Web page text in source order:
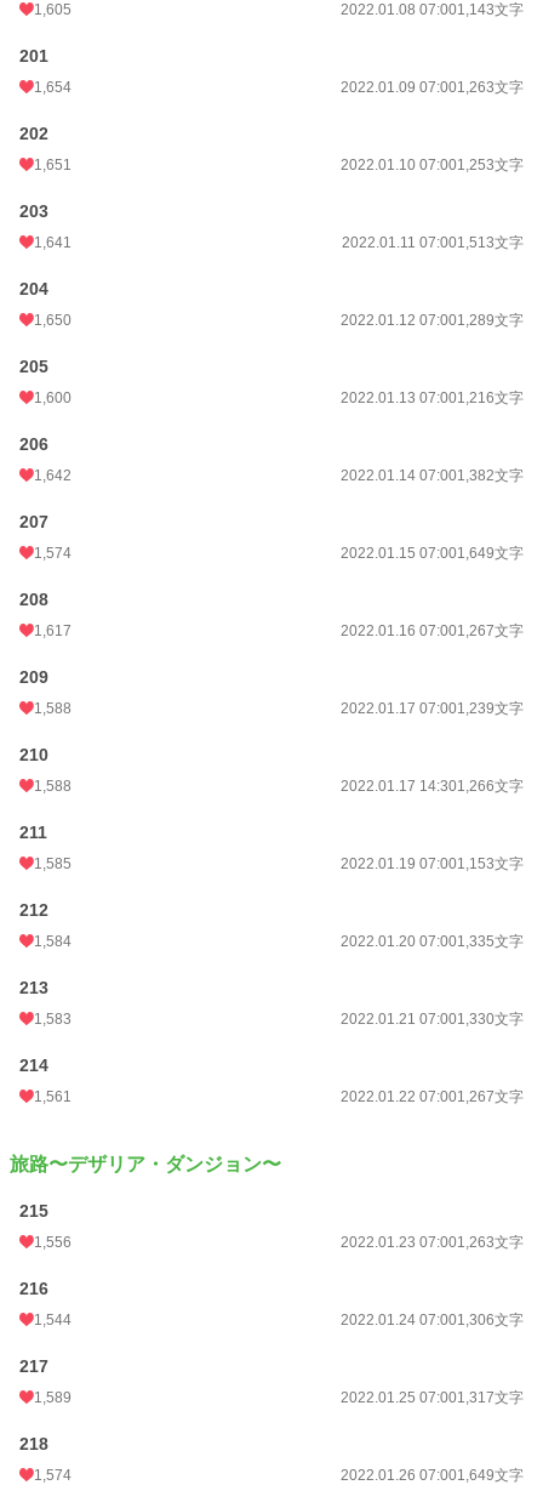
1,605 2022.01.08 07:001,143文字
201
1,654 2022.01.09 07:001,263文字
202
1,651 2022.01.10 07:001,253文字
203
1,641 2022.01.11 07:001,513文字
204
1,650 2022.01.12 07:001,289文字
205
1,600 2022.01.13 07:001,216文字
206
1,642 2022.01.14 07:001,382文字
207
1,574 2022.01.15 07:001,649文字
208
1,617 2022.01.16 07:001,267文字
209
1,588 2022.01.17 07:001,239文字
210
1,588 2022.01.17 14:301,266文字
211
1,585 2022.01.19 07:001,153文字
212
1,584 2022.01.20 07:001,335文字
213
1,583 2022.01.21 07:001,330文字
214
1,561 2022.01.22 07:001,267文字
旅路〜デザリア・ダンジョン〜
215
1,556 2022.01.23 07:001,263文字
216
1,544 2022.01.24 07:001,306文字
217
1,589 2022.01.25 07:001,317文字
218
1,574 2022.01.26 07:001,649文字